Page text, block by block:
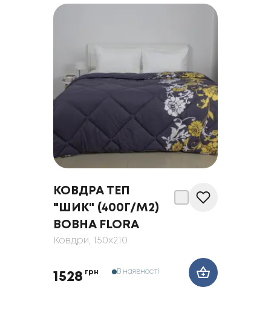
КОВДРА ТЕП
"ШИК" (400Г/М2)
ВОВНА FLORA
Ковдри, 150x210
1528 грн В наявності